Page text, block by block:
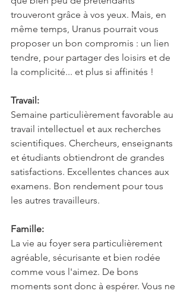
trouveront grâce à vos yeux. Mais, en
même temps, Uranus pourrait vous
proposer un bon compromis : un lien
tendre, pour partager des loisirs et de
la complicité... et plus si affinités !
Travail:
Semaine particulièrement favorable au
travail intellectuel et aux recherches
scientifiques. Chercheurs, enseignants
et étudiants obtiendront de grandes
satisfactions. Excellentes chances aux
examens. Bon rendement pour tous
les autres travailleurs.
Famille:
La vie au foyer sera particulièrement
agréable, sécurisante et bien rodée
comme vous l'aimez. De bons
moments sont donc à espérer. Vous ne